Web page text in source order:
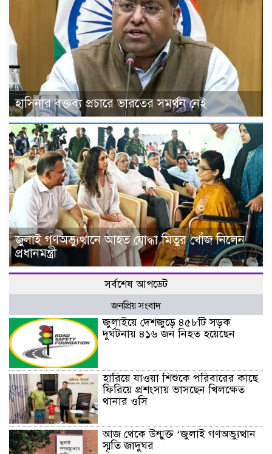
হাসিনার বক্তব্য প্রচারে ভারতের সমর্থন নেই
জুলাই গণঅভ্যুত্থানে আহত যোদ্ধা মিতুর খোঁজ নিলেন
প্রধানমন্ত্রী
সর্বশেষ আপডেট
জনপ্রিয় সংবাদ
জুলাইয়ে দেশজুড়ে ৪৫৮টি সড়ক
দুর্ঘটনায় ৪১৬ জন নিহত হয়েছেন
হারিয়ে যাওয়া শিশুকে পরিবারের কাছে
ফিরিয়ে প্রশংসায় ভাসছেন খিলক্ষেত
থানার ওসি
আজ থেকে উন্মুক্ত ‘জুলাই গণঅভ্যুত্থান
স্মৃতি জাদুঘর